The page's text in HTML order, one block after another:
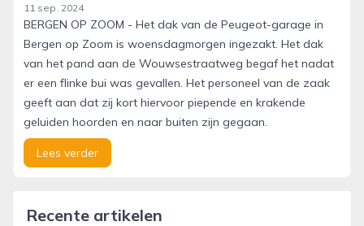
11 sep. 2024
BERGEN OP ZOOM - Het dak van de Peugeot-garage in
Bergen op Zoom is woensdagmorgen ingezakt. Het dak
van het pand aan de Wouwsestraatweg begaf het nadat
er een flinke bui was gevallen. Het personeel van de zaak
geeft aan dat zij kort hiervoor piepende en krakende
geluiden hoorden en naar buiten zijn gegaan.
Lees verder
Recente artikelen